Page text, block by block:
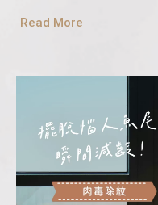
Read More